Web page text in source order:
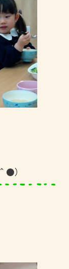
●）